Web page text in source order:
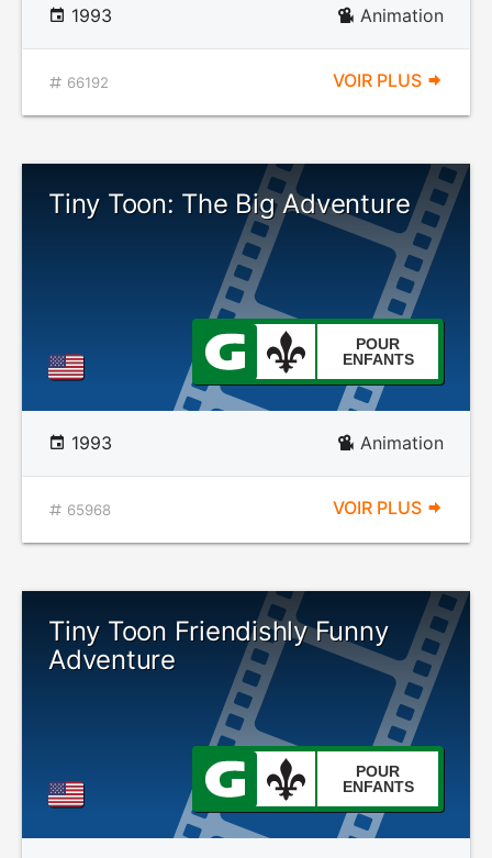
1993 Animation
66192 VOIR PLUS
Tiny Toon: The Big Adventure
POUR
ENFANTS
1993 Animation
65968 VOIR PLUS
Tiny Toon Friendishly Funny
Adventure
POUR
ENFANTS